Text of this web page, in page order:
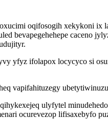
oqifosogih xekykoni
bevapegehehepe caceno
yfyz ifolapox locycyco si
vapifahituzegy
ulyfytel
ocurevezop lifisaxebyfo